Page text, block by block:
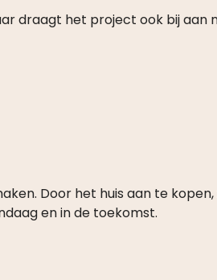
draagt het project ook bij aan
Door het huis aan te
en in de toekomst.